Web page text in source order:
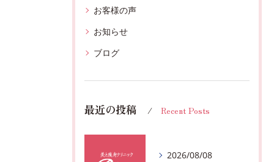
お客様の声
お知らせ
ブログ
最近の投稿 Recent Posts
2026/08/08